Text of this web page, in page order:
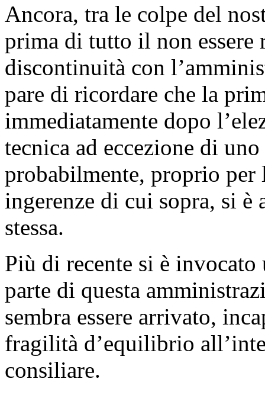
Ancora, tra le colpe del
prima di tutto il non essere
discontinuità con
pare di ricordare che la
immediatamente dopo
tecnica ad eccezione di
probabilmente, proprio per
ingerenze di cui sopra, si è
stessa.
Più di recente si è
parte di questa
sembra essere arrivato,
fragilità d’equilibrio
consiliare.